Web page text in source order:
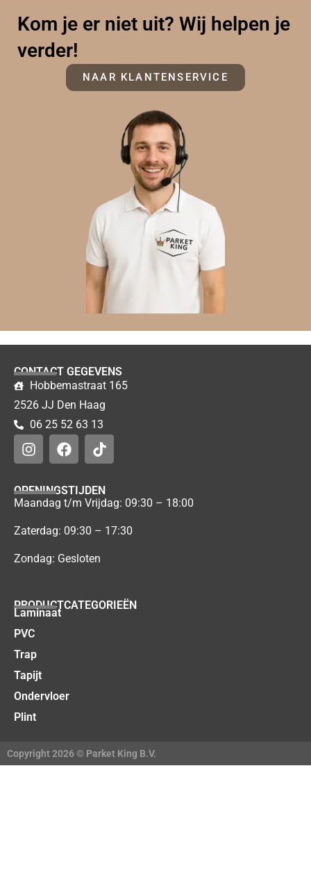
Kom je er niet uit? Wij helpen je
verder!
NAAR KLANTENSERVICE
CONTACT GEGEVENS
Hobbemastraat 165
2526 JJ Den Haag
06 25 52 63 13
OPENINGSTIJDEN
Maandag t/m Vrijdag: 09:30 – 18:00
Zaterdag: 09:30 – 17:30
Zondag: Gesloten
PRODUCTCATEGORIEËN
Laminaat
PVC
Trap
Tapijt
Ondervloer
Plint
Copyright 2026 © Parket King B.V.